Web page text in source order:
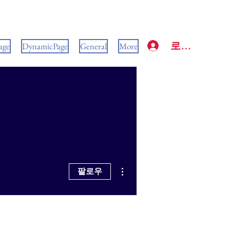
DynamicPage General More 로그인
팔로우